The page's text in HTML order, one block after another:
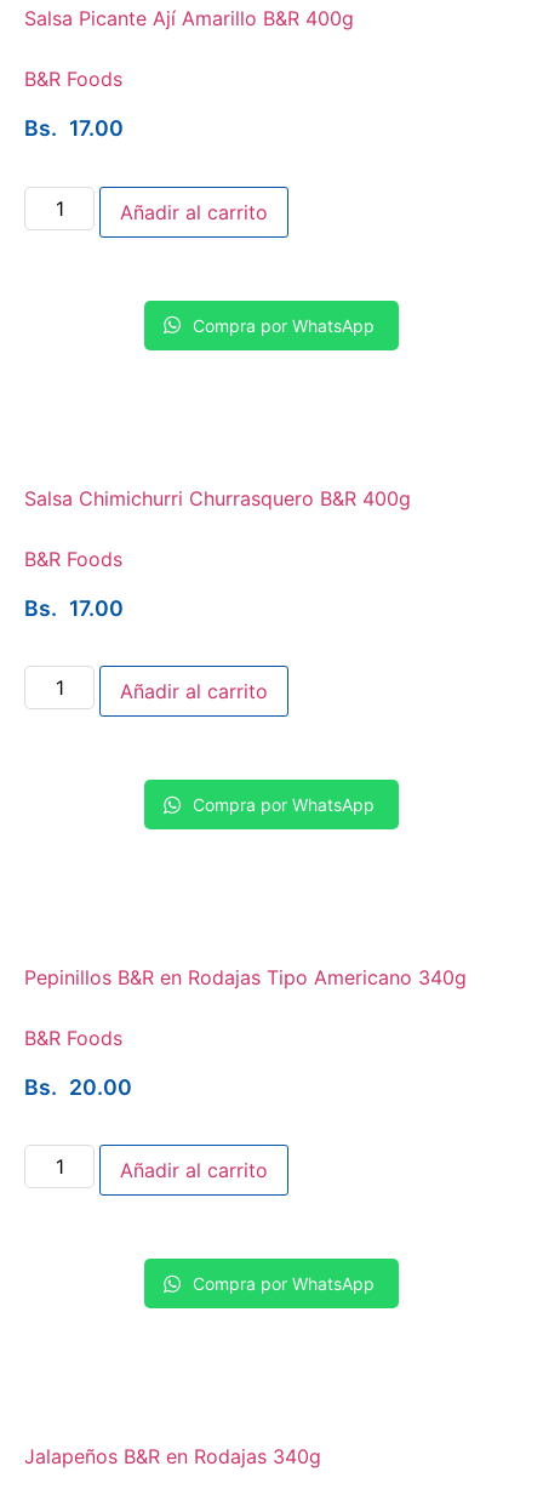
Salsa Picante Ají Amarillo B&R 400g
B&R Foods
Bs. 17.00
Añadir al carrito
Compra por WhatsApp
Salsa Chimichurri Churrasquero B&R 400g
B&R Foods
Bs. 17.00
Añadir al carrito
Compra por WhatsApp
Pepinillos B&R en Rodajas Tipo Americano 340g
B&R Foods
Bs. 20.00
Añadir al carrito
Compra por WhatsApp
Jalapeños B&R en Rodajas 340g